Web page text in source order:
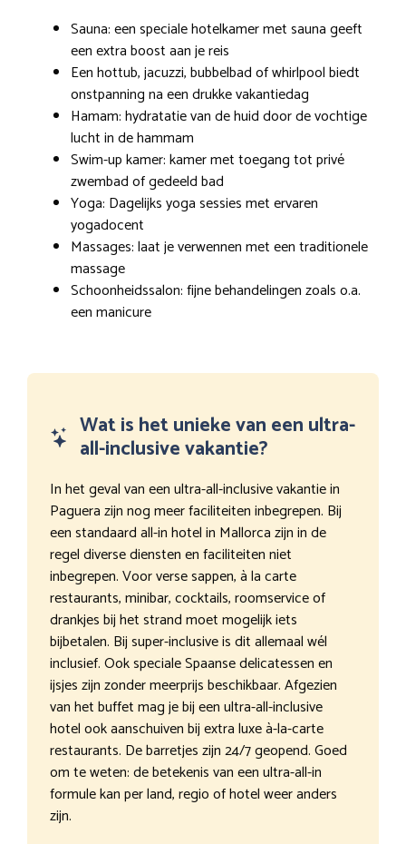
Sauna: een speciale hotelkamer met sauna geeft
een extra boost aan je reis
Een hottub, jacuzzi, bubbelbad of whirlpool biedt
onstpanning na een drukke vakantiedag
Hamam: hydratatie van de huid door de vochtige
lucht in de hammam
Swim-up kamer: kamer met toegang tot privé
zwembad of gedeeld bad
Yoga: Dagelijks yoga sessies met ervaren
yogadocent
Massages: laat je verwennen met een traditionele
massage
Schoonheidssalon: fijne behandelingen zoals o.a.
een manicure
Wat is het unieke van een ultra-
all-inclusive vakantie?
In het geval van een ultra-all-inclusive vakantie in
Paguera zijn nog meer faciliteiten inbegrepen. Bij
een standaard all-in hotel in Mallorca zijn in de
regel diverse diensten en faciliteiten niet
inbegrepen. Voor verse sappen, à la carte
restaurants, minibar, cocktails, roomservice of
drankjes bij het strand moet mogelijk iets
bijbetalen. Bij super-inclusive is dit allemaal wél
inclusief. Ook speciale Spaanse delicatessen en
ijsjes zijn zonder meerprijs beschikbaar. Afgezien
van het buffet mag je bij een ultra-all-inclusive
hotel ook aanschuiven bij extra luxe à-la-carte
restaurants. De barretjes zijn 24/7 geopend. Goed
om te weten: de betekenis van een ultra-all-in
formule kan per land, regio of hotel weer anders
zijn.